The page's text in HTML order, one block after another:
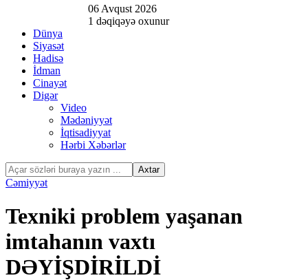
06 Avqust 2026
1 dəqiqəyə oxunur
Dünya
Siyasət
Hadisə
İdman
Cinayət
Digər
Video
Mədəniyyət
İqtisadiyyat
Hərbi Xəbərlər
Cəmiyyət
Texniki problem yaşanan
imtahanın vaxtı
DƏYİŞDİRİLDİ